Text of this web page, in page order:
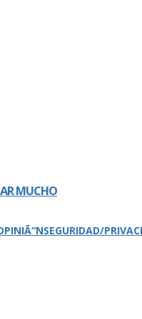
MUCHO
SEGURIDAD/